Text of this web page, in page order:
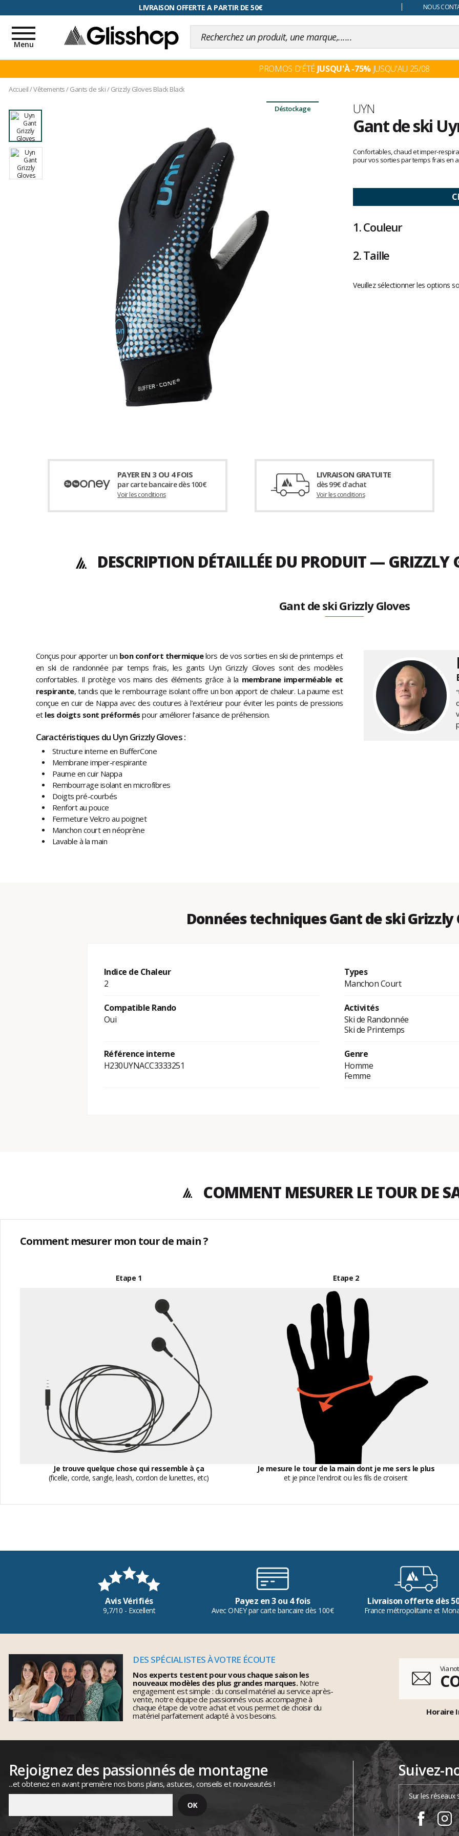
LIVRAISON OFFERTE A PARTIR DE 50€
RETOUR FACILITÉ, 100 jours pour changer d'avis NOUS
Toggle
navigation
Menu
PROMOS D'ÉTÉ JUSQU'À -75%JUSQU'AU 25/08
Accueil/Vêtements/Gants de ski/Grizzly Gloves Black Black
Déstockage Marque
UYN
Gant de ski
avis
clients
Confortables, chaud et imper-
pour vos sorties par temps frais en
1.Couleur
2.Taille
Veuillez sélectionner les options
PAYER EN 3 OU 4 FOIS
par carte bancaire dès 100€
Voir les conditions
LIVRAISON GRATUITE
dès 99€ d'achat
Voir les conditions
DESCRIPTION DÉTAILLÉE DU PRODUIT — GRIZZLY
Gant de ski Grizzly Gloves
Conçus pour apporter un bon confort thermiquelors de vos sorties en ski de printemps et
en ski de randonnée par temps frais, les gants Uyn Grizzly Gloves sont des modèles
confortables. Il protège vos mains des éléments grâce à la membrane imperméable et
respirante, tandis que le rembourrage isolant offre un bon apport de chaleur. La paume est
conçue en cuir de Nappa avec des coutures à l’extérieur pour éviter les points de pressions
et les doigts sont préformés pour améliorer l’aisance de préhension.
Caractéristiques du Uyn Grizzly Gloves :
Structure interne en BufferCone
Membrane imper-respirante
Paume en cuir Nappa
Rembourrage isolant en microfibres
Doigts pré-courbés
Renfort au pouce
Fermeture Velcro au poignet
Manchon court en néoprène
Lavable à la main
Données techniques Gant de ski Grizzly
Indice de Chaleur
2
Types
Manchon Court
Compatible Rando
Oui
Activités
Ski de Randonnée
Ski de Printemps
Référence interne
H230UYNACC3333251
Genre
Homme
Femme
COMMENT MESURER LE TOUR DE
Comment mesurer mon tour de main ?
Etape 1
Je trouve quelque chose qui ressemble à ça
(ficelle, corde, sangle, leash, cordon de lunettes, etc)
Etape 2
Je mesure le tour de la main dont je me sers le plus
et je pince l'endroit ou les fils de croisent
Avis Vérifiés
9,7/10 - Excellent
Payez en 3 ou 4 fois
Avec ONEY par carte bancaire dès 100€
Livraison offerte dès
France métropolitaine et
DES SPÉCIALISTES À VOTRE ÉCOUTE
Nos experts testent pour vous chaque saison les
nouveaux modèles des plus grandes marques.Notre
engagement est simple : du conseil matériel au service après-
vente, notre équipe de passionnés vous accompagne à
chaque étape de votre achat et vous permet de choisir du
matériel parfaitement adapté à vos besoins.
Via
Horaire
Rejoignez des passionnés de montagne
...et obtenez en avant première nos bons plans, astuces, conseils et nouveautés !
Suivez-
Sur les réseaux